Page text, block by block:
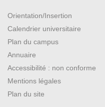
Orientation/Insertion
Calendrier universitaire
Plan du campus
Annuaire
Accessibilité : non conforme
Mentions légales
Plan du site